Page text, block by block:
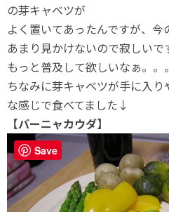
の芽キャベツが
よく置いてあったんですが、
あまり見かけないので寂しいで
もっと普及して欲しいなぁ。。
ちなみに芽キャベツが手に入
な感じで食べてました↓
【バーニャカウダ】
Save